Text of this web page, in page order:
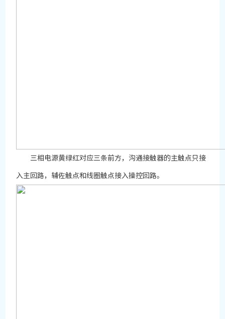
三相电源黄绿红对应三条前方，沟通接触器的主触点只接
入主回路，辅佐触点和线圈触点接入操控回路。